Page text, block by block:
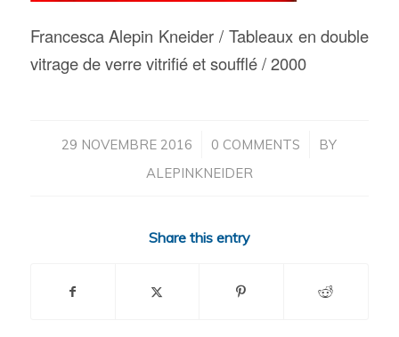
Francesca Alepin Kneider / Tableaux en double
vitrage de verre vitrifié et soufflé / 2000
29 NOVEMBRE 2016
/ 0 COMMENTS
/
BY
ALEPINKNEIDER
Share this entry